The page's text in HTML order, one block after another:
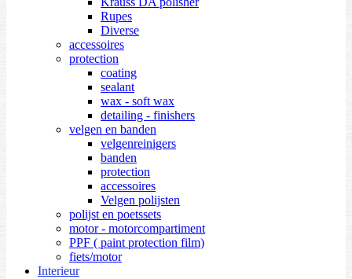
Rupes
Diverse
accessoires
protection
coating
sealant
wax - soft wax
detailing - finishers
velgen en banden
velgenreinigers
banden
protection
accessoires
Velgen polijsten
polijst en poetssets
motor - motorcompartiment
PPF ( paint protection film)
fiets/motor
Interieur